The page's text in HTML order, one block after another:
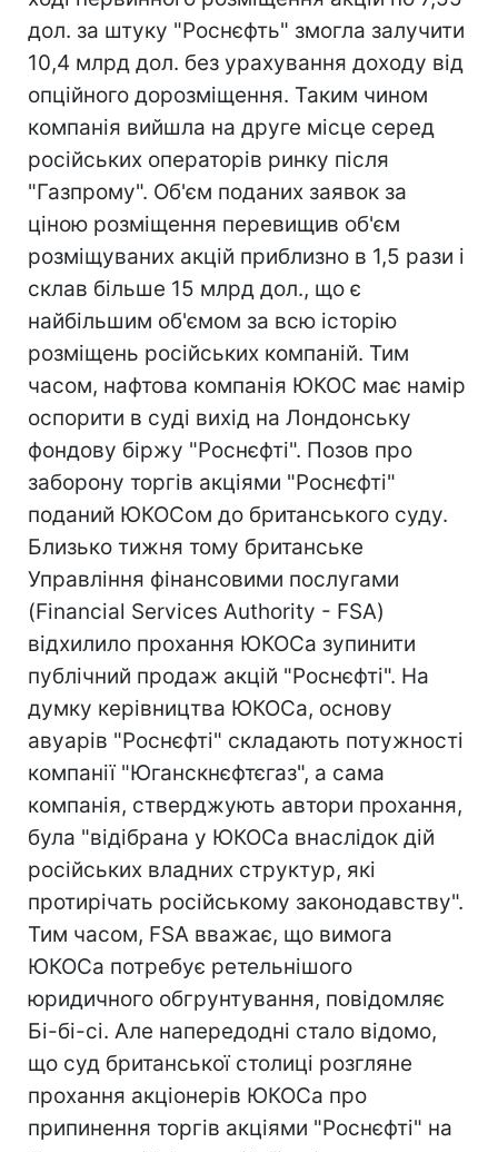
дол. за штуку "Роснєфть" змогла залучити
10,4 млрд дол. без урахування доходу від
опційного дорозміщення. Таким чином
компанія вийшла на друге місце серед
російських операторів ринку після
"Газпрому". Об'єм поданих заявок за
ціною розміщення перевищив об'єм
розміщуваних акцій приблизно в 1,5 рази і
склав більше 15 млрд дол., що є
найбільшим об'ємом за всю історію
розміщень російських компаній. Тим
часом, нафтова компанія ЮКОС має намір
оспорити в суді вихід на Лондонську
фондову біржу "Роснєфті". Позов про
заборону торгів акціями "Роснєфті"
поданий ЮКОСом до британського суду.
Близько тижня тому британське
Управління фінансовими послугами
(Financial Services Authority - FSA)
відхилило прохання ЮКОСа зупинити
публічний продаж акцій "Роснєфті". На
думку керівництва ЮКОСа, основу
авуарів "Роснєфті" складають потужності
компанії "Юганскнєфтєгаз", а сама
компанія, стверджують автори прохання,
була "відібрана у ЮКОСа внаслідок дій
російських владних структур, які
протирічать російському законодавству".
Тим часом, FSA вважає, що вимога
ЮКОСа потребує ретельнішого
юридичного обгрунтування, повідомляє
Бі-бі-сі. Але напередодні стало відомо,
що суд британської столиці розгляне
прохання акціонерів ЮКОСа про
припинення торгів акціями "Роснєфті" на